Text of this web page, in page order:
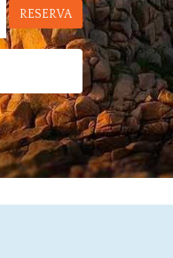
RESERVA